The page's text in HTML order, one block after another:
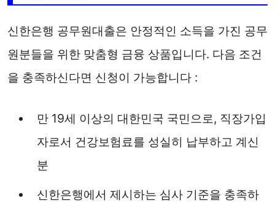
신한은행 공무원대출은 안정적인 소득을 가진 공무
원분들을 위한 맞춤형 금융 상품입니다. 다음 조건
을 충족하신다면 신청이 가능합니다 :
만 19세 이상의 대한민국 국민으로, 직장가입
자로서 건강보험료를 성실히 납부하고 계신
분
신한은행에서 제시하는 심사 기준을 충족하